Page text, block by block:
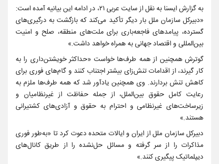
به گزارش ایسنا به نقل از سایت عربی ۲۱، در ادامه این بیانیه آمده است:
«دبیرکل سازمان ملل بار دیگر تأکید می‌کند که بازگشت به درگیری‌های
گسترده، پیامدهای فاجعه‌باری برای ملت‌های منطقه، صلح و امنیت
بین‌المللی و اقتصاد جهانی به همراه خواهد داشت.»
گوترش همچنین از همه طرف‌ها خواست «حداکثر خویشتن‌داری را به
کار گیرند، از اقدامات تنش‌زای بیشتر اجتناب کنند و گام‌های فوری برای
کاهش تنش بردارند. وی همچنین یادآور شد که همه طرف‌ها ملزم به
رعایت کامل حقوق بین‌الملل، از جمله حفاظت از غیرنظامیان و
زیرساخت‌های غیرنظامی و احترام به حقوق و آزادی‌های کشتیرانی
هستند.»
دبیرکل سازمان ملل از ایران و ایالات متحده دعوت کرد تا «به‌طور فوری
مذاکرات را از سر گرفته و مسائل حل‌نشده را از طریق کانال‌های
دیپلماتیک پیگیری کنند.»